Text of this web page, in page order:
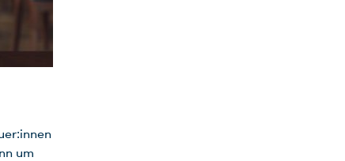
um